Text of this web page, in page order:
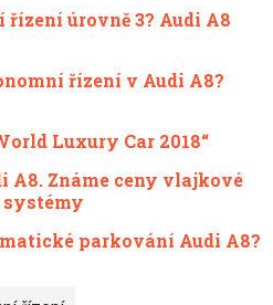
řízení úrovně 3? Audi A8
řízení v Audi A8?
Luxury Car 2018“
A8. Známe ceny vlajkové
systémy
parkování Audi A8?